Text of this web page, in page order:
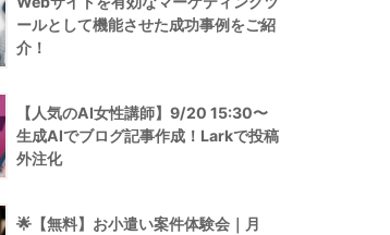
ールとして機能させた成功事例をご紹
介！
【人気のAI女性講師】9/20 15:30〜
生成AIでブログ記事作成！Larkで投稿
外注化
🌟【無料】お小遣い案件体験会｜月